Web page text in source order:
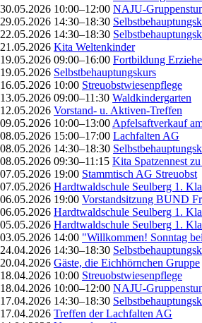
30.05.2026 10:00–12:00 NAJU-
29.05.2026 14:30–18:30
22.05.2026 14:30–18:30
21.05.2026 Kita Weltenkinder
19.05.2026 09:00–16:00 Fortbildung
19.05.2026 Selbstbehauptungskurs
16.05.2026 10:00 Streuobstwiesenpflege
13.05.2026 09:00–11:30 Waldkindergarten
12.05.2026 Vorstand- u. Aktiven-Treffen
09.05.2026 10:00–13:00 Apfelsaftverkauf
08.05.2026 15:00–17:00 Lachfalten AG
08.05.2026 14:30–18:30
08.05.2026 09:30–11:15 Kita Spatzennest
07.05.2026 19:00 Stammtisch AG Streuobst
07.05.2026 Hardtwaldschule Seulberg 1.
06.05.2026 19:00 Vorstandsitzung BUND
06.05.2026 Hardtwaldschule Seulberg 1.
05.05.2026 Hardtwaldschule Seulberg 1.
03.05.2026 14:00 "Willkommen! Sonntag
24.04.2026 14:30–18:30
20.04.2026 Gäste, die Eichhörnchen Gruppe
18.04.2026 10:00 Streuobstwiesenpflege
18.04.2026 10:00–12:00 NAJU-
17.04.2026 14:30–18:30
17.04.2026 Treffen der Lachfalten AG